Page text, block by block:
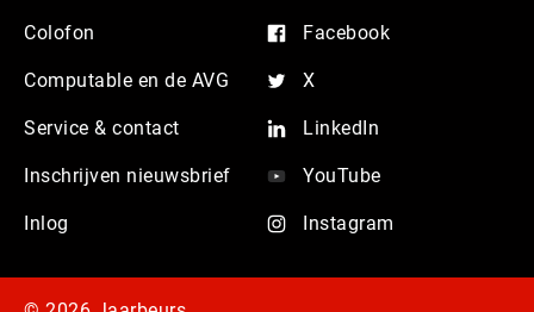
Colofon
Computable en de AVG
Service & contact
Inschrijven nieuwsbrief
Inlog
Facebook
X
LinkedIn
YouTube
Instagram